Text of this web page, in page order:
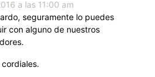
a las 11:00 am
seguramente lo puedes
con alguno de nuestros